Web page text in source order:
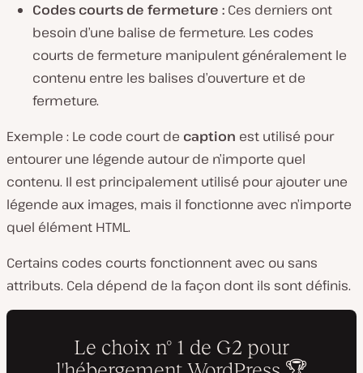
Codes courts de fermeture : Ces derniers ont
besoin d’une balise de fermeture. Les codes
courts de fermeture manipulent généralement le
contenu entre les balises d’ouverture et de
fermeture.
Exemple : Le code court de caption est utilisé pour
entourer une légende autour de n’importe quel
contenu. Il est principalement utilisé pour ajouter une
légende aux images, mais il fonctionne avec n’importe
quel élément HTML.
Certains codes courts fonctionnent avec ou sans
attributs. Cela dépend de la façon dont ils sont définis.